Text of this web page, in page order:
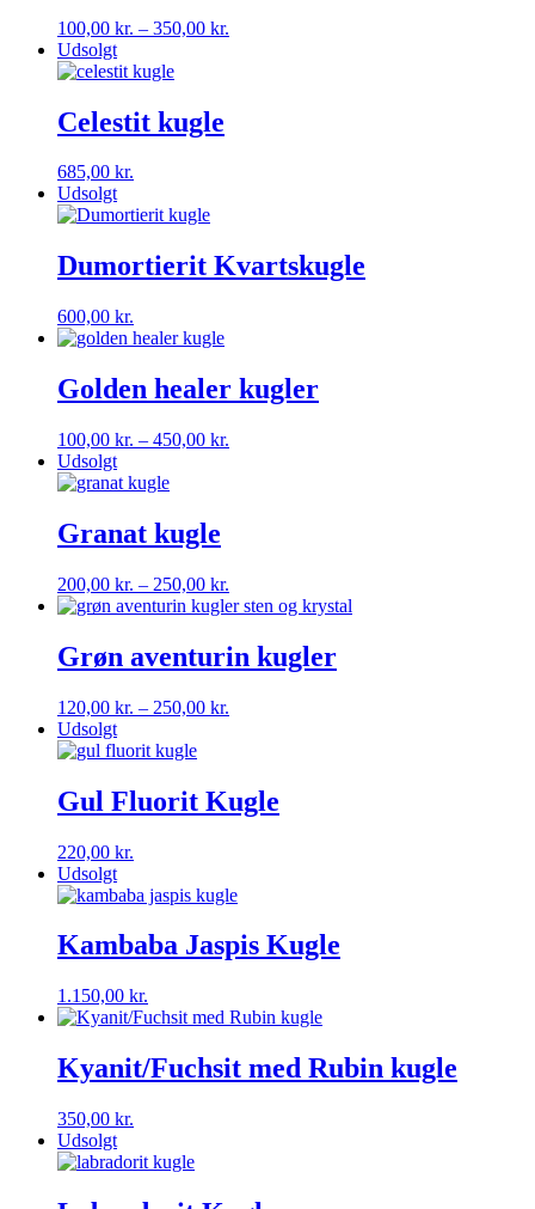
100,00 kr. – 350,00 kr.
Udsolgt
Celestit kugle
685,00 kr.
Udsolgt
Dumortierit Kvartskugle
600,00 kr.
Golden healer kugler
100,00 kr. – 450,00 kr.
Udsolgt
Granat kugle
200,00 kr. – 250,00 kr.
200,00 kr.
250,00 kr.
Grøn aventurin kugler
120,00 kr. – 250,00 kr.
Udsolgt
Gul Fluorit Kugle
220,00 kr.
Udsolgt
Kambaba Jaspis Kugle
1.150,00 kr.
Kyanit/Fuchsit med Rubin kugle
350,00 kr.
Udsolgt